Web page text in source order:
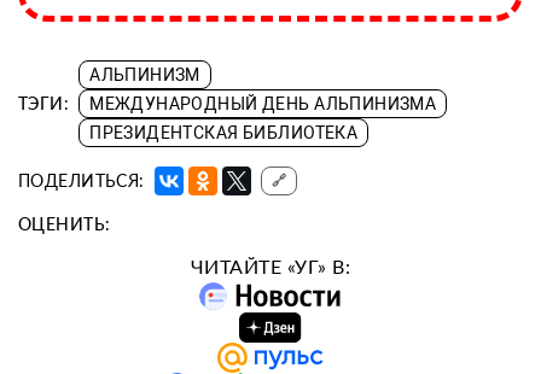
ТЭГИ:
АЛЬПИНИЗМ
МЕЖДУНАРОДНЫЙ ДЕНЬ АЛЬПИНИЗМА
ПРЕЗИДЕНТСКАЯ БИБЛИОТЕКА
ПОДЕЛИТЬСЯ: 🔗
ОЦЕНИТЬ:
ЧИТАЙТЕ «УГ» В: